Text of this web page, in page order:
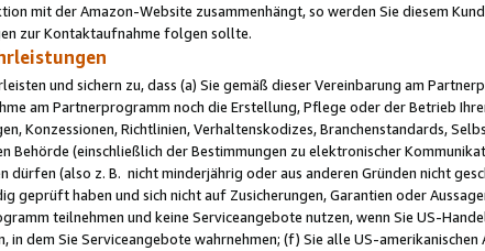
mit der Amazon-Website zusammenhängt, so werden Sie diesem
zur Kontaktaufnahme folgen sollte.
und sichern zu, dass (a) Sie gemäß dieser Vereinbarung am
am Partnerprogramm noch die Erstellung, Pflege oder der Betrieb
Konzessionen, Richtlinien, Verhaltenskodizes, Branchenstandards,
Behörde (einschließlich der Bestimmungen zu elektronischer
dürfen (also z. B. nicht minderjährig oder aus anderen Gründen nicht
geprüft haben und sich nicht auf Zusicherungen, Garantien oder
teilnehmen und keine Serviceangebote nutzen, wenn Sie US-
in dem Sie Serviceangebote wahrnehmen; (f) Sie alle US-